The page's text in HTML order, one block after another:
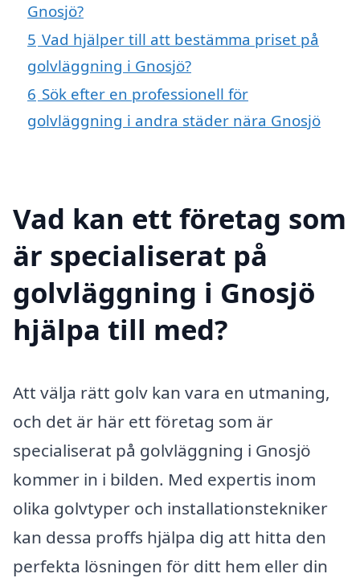
Gnosjö?
5 Vad hjälper till att bestämma priset på
golvläggning i Gnosjö?
6 Sök efter en professionell för
golvläggning i andra städer nära Gnosjö
Vad kan ett företag som
är specialiserat på
golvläggning i Gnosjö
hjälpa till med?
Att välja rätt golv kan vara en utmaning,
och det är här ett företag som är
specialiserat på golvläggning i Gnosjö
kommer in i bilden. Med expertis inom
olika golvtyper och installationstekniker
kan dessa proffs hjälpa dig att hitta den
perfekta lösningen för ditt hem eller din